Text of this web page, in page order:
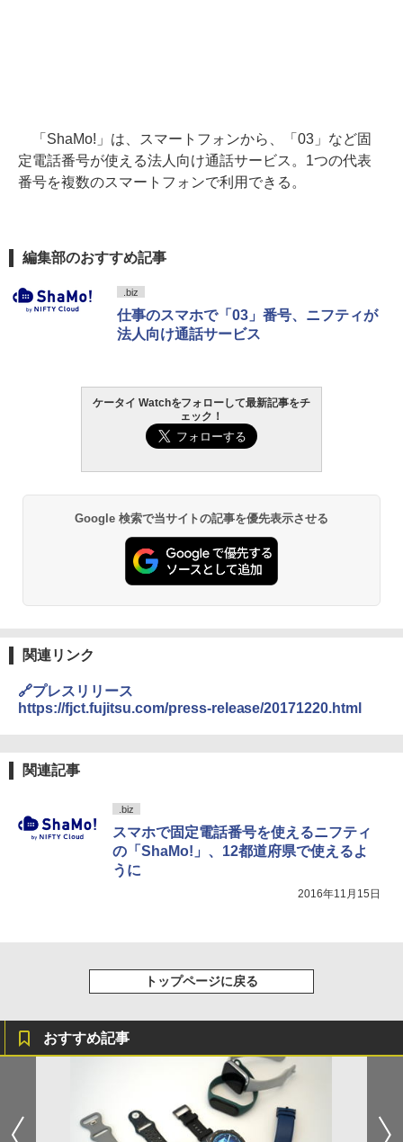
「ShaMo!」は、スマートフォンから、「03」など固
定電話番号が使える法人向け通話サービス。1つの代表
番号を複数のスマートフォンで利用できる。
編集部のおすすめ記事
.biz
仕事のスマホで「03」番号、ニフティが
法人向け通話サービス
ケータイ Watchをフォローして最新記事をチ
ェック！
Google 検索で当サイトの記事を優先表示させる
関連リンク
🔗プレスリリース
https://fjct.fujitsu.com/press-release/20171220.html
関連記事
.biz
スマホで固定電話番号を使えるニフティ
の「ShaMo!」、12都道府県で使えるよ
うに
2016年11月15日
トップページに戻る
おすすめ記事